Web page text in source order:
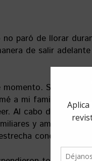
paró de llorar
de salir
momento. Sin
a mi familia para
Al cabo de las
y amigos de
conexión con